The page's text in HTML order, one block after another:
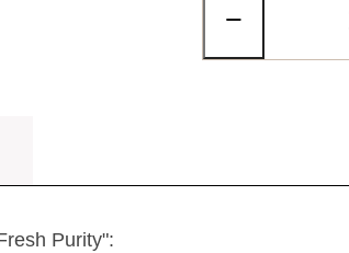
−
Purity":